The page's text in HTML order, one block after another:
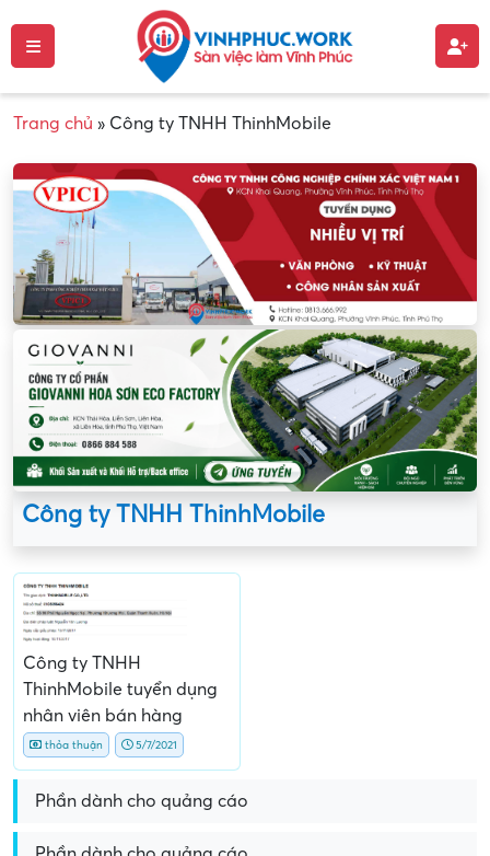
Trang chủ » Công ty TNHH ThinhMobile
Công ty TNHH ThinhMobile
Công ty TNHH
ThinhMobile tuyển dụng
nhân viên bán hàng
thỏa thuận 5/7/2021
Phần dành cho quảng cáo